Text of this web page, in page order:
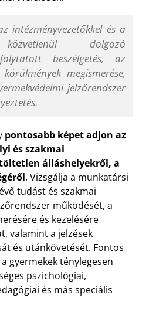
intézményvezetőkkel és a
közvetlenül dolgozó
beszélgetés, az
megismerése,
jelzőrendszer
pontosabb képet adjon az
és szakmai
álláshelyekről, a
. Vizsgálja a munkatársi
tudást és szakmai
működését, a
és kezelésére
valamint a jelzések
és utánkövetését. Fontos
gyermekek ténylegesen
pszichológiai,
és más speciális